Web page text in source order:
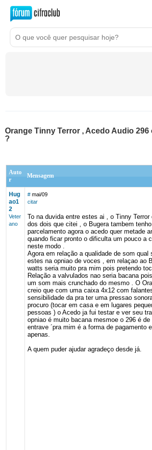
Orange Tinny Terror , Acedo Audio 296
?
Auto
r
Mensagem
Hug
ao1
2
Veter
ano
# mai/09
citar
To na duvida entre estes ai , o Tinny Terror
dos dois que citei , o Bugera tambem
parcelamento agora o acedo quer metade
quando ficar pronto o dificulta um pouco a
neste modo .
Agora em relação a qualidade de som qual
estes na opniao de voces , em relaçao ao
watts seria muito pra mim pois pretendo
Relação a valvulados nao seria bacana
um som mais crunchado do mesmo . O
creio que com uma caixa 4x12 com
sensibilidade da pra ter uma pressao
procuro (tocar em casa e em lugares
pessoas ) o Acedo ja fui testar e ver seu
opniao é muito bacana mesmoe o 296 é
entrave ´pra mim é a forma de pagamento
apenas.
A quem puder ajudar agradeço desde já.